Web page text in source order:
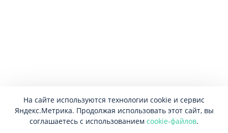
На сайте используются технологии cookie и сервис
Яндекс.Метрика. Продолжая использовать этот сайт, вы
соглашаетесь с использованием cookie-файлов.